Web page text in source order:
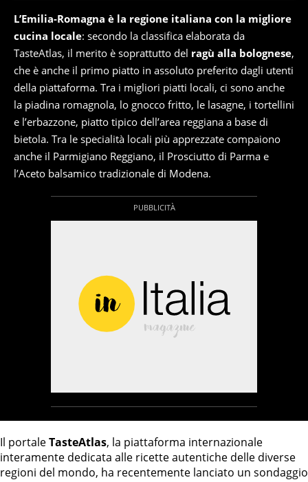
L’Emilia-Romagna è la regione italiana con la migliore
cucina locale: secondo la classifica elaborata da
TasteAtlas, il merito è soprattutto del ragù alla bolognese,
che è anche il primo piatto in assoluto preferito dagli utenti
della piattaforma. Tra i migliori piatti locali, ci sono anche
la piadina romagnola, lo gnocco fritto, le lasagne, i tortellini
e l’erbazzone, piatto tipico dell’area reggiana a base di
bietola. Tra le specialità locali più apprezzate compaiono
anche il Parmigiano Reggiano, il Prosciutto di Parma e
l’Aceto balsamico tradizionale di Modena.
Il portaleTasteAtlas, la piattaforma internazionale
interamente dedicata alle ricette autentiche delle diverse
regioni del mondo, ha recentemente lanciato un sondaggio